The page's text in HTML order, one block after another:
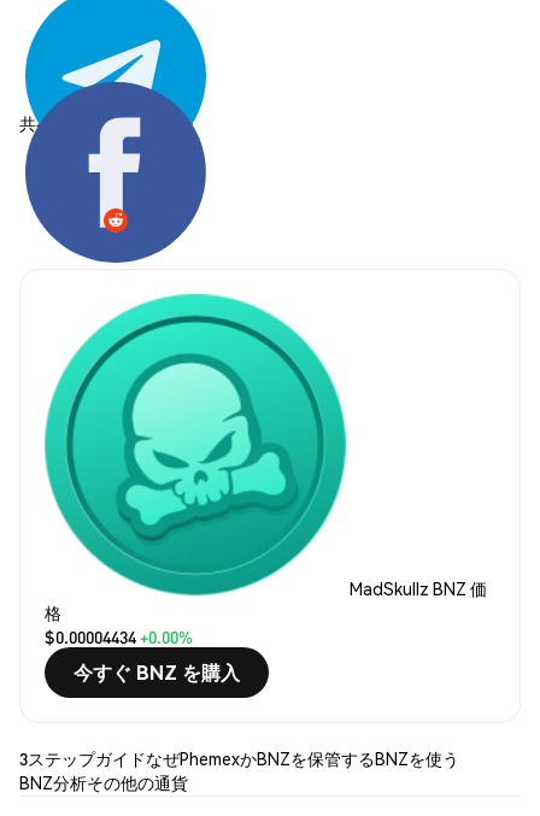
共有する:
MadSkullz BNZ 価
格
$0.00004434+0.00%
今すぐ BNZ を購入
3ステップガイドなぜPhemexかBNZを保管するBNZを使う
BNZ分析その他の通貨